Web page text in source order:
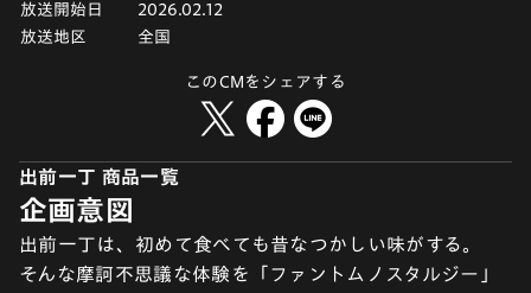
放送開始日
2026.02.12
放送地区
全国
このCMをシェアする
出前一丁 商品一覧
企画意図
出前一丁は、初めて食べても昔なつかしい味がする。
そんな摩訶不思議な体験を「ファントムノスタルジー」